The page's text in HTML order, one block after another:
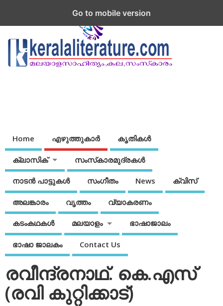
Home എഴുത്തുകാര്‍ കൃതികൾ
ക്ലാസിക് സംസ്‌കാരമുദ്രകള്‍
നാടന്‍ പാട്ടുകള്‍ സംഗീതം News ക്വിസ്
അലങ്കാരം വൃത്തം വ്യാകരണം
കടംകഥകള്‍ മലയാളം ഭാഷാജാലം
ഭാഷാ ജാലകം Contact Us
രവീന്ദ്രനാഥ്. കെ.എസ്
(രവി കുറ്റിക്കാട്)
Go to mobile version